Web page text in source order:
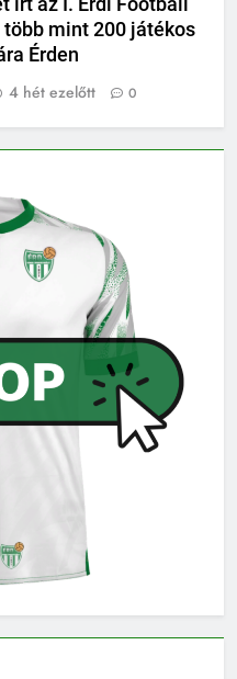
írt az I. Érdi Football
több mint 200 játékos
Érden
4 hét ezelőtt 0